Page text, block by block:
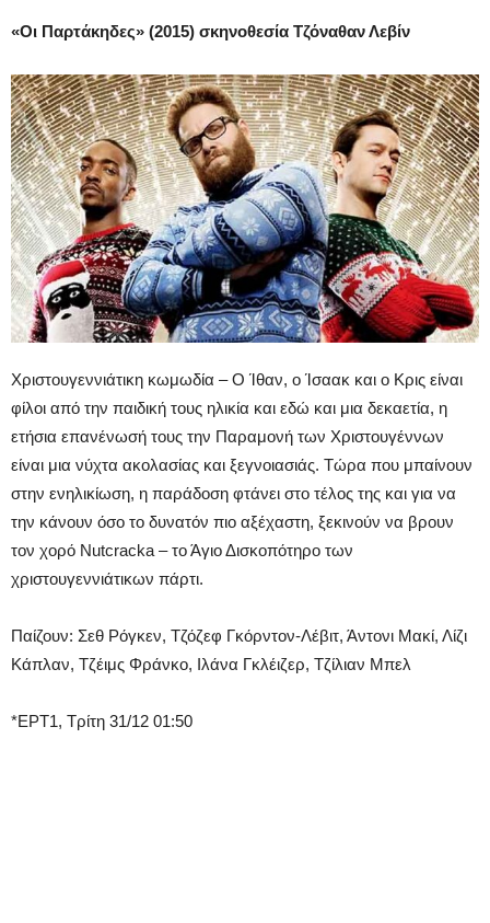
«Οι Παρτάκηδες» (2015) σκηνοθεσία Τζόναθαν Λεβίν
Χριστουγεννιάτικη κωμωδία – Ο Ίθαν, ο Ίσαακ και ο Κρις είναι
φίλοι από την παιδική τους ηλικία και εδώ και μια δεκαετία, η
ετήσια επανένωσή τους την Παραμονή των Χριστουγέννων
είναι μια νύχτα ακολασίας και ξεγνοιασιάς. Τώρα που μπαίνουν
στην ενηλικίωση, η παράδοση φτάνει στο τέλος της και για να
την κάνουν όσο το δυνατόν πιο αξέχαστη, ξεκινούν να βρουν
τον χορό Nutcracka – το Άγιο Δισκοπότηρο των
χριστουγεννιάτικων πάρτι.
Παίζουν: Σεθ Ρόγκεν, Τζόζεφ Γκόρντον-Λέβιτ, Άντονι Μακί, Λίζι
Κάπλαν, Τζέιμς Φράνκο, Ιλάνα Γκλέιζερ, Τζίλιαν Μπελ
*ΕΡΤ1, Τρίτη 31/12 01:50